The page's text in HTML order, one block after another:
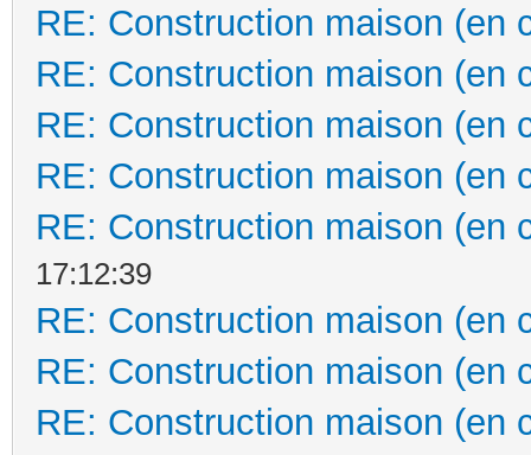
RE: Construction maison (en
RE: Construction maison (en
RE: Construction maison (en
RE: Construction maison (en
RE: Construction maison (en
17:12:39
RE: Construction maison (en
RE: Construction maison (en
RE: Construction maison (en